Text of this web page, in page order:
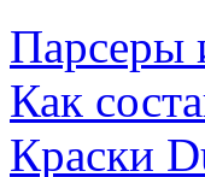
Парсеры
Как
Краски